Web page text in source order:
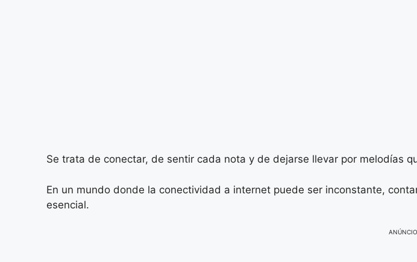
Se trata de conectar, de sentir cada nota y de dejarse llevar por melodías
En un mundo donde la conectividad a internet puede ser inconstante,
esencial.